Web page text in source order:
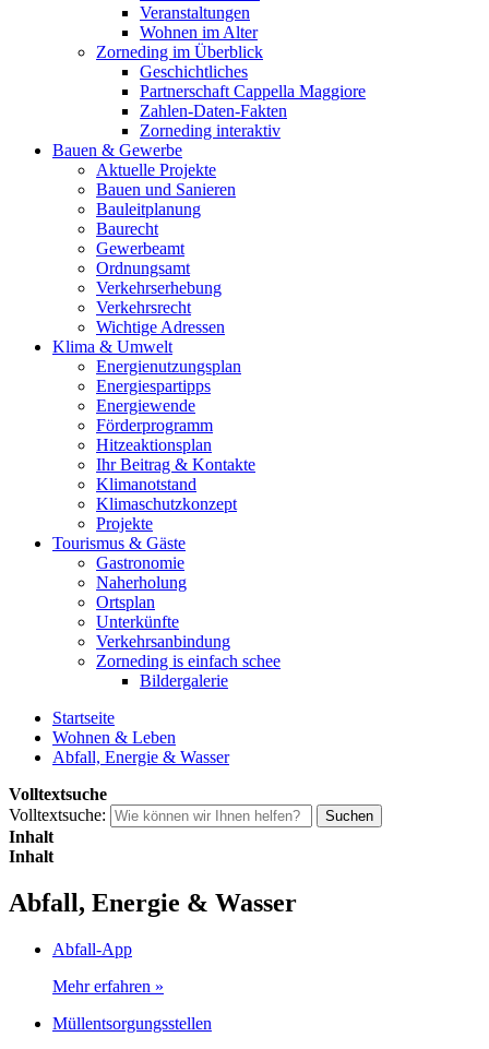
Veranstaltungen
Wohnen im Alter
Zorneding im Überblick
Geschichtliches
Partnerschaft Cappella Maggiore
Zahlen-Daten-Fakten
Zorneding interaktiv
Bauen & Gewerbe
Aktuelle Projekte
Bauen und Sanieren
Bauleitplanung
Baurecht
Gewerbeamt
Ordnungsamt
Verkehrserhebung
Verkehrsrecht
Wichtige Adressen
Klima & Umwelt
Energienutzungsplan
Energiespartipps
Energiewende
Förderprogramm
Hitzeaktionsplan
Ihr Beitrag & Kontakte
Klimanotstand
Klimaschutzkonzept
Projekte
Tourismus & Gäste
Gastronomie
Naherholung
Ortsplan
Unterkünfte
Verkehrsanbindung
Zorneding is einfach schee
Bildergalerie
Startseite
Wohnen & Leben
Abfall, Energie & Wasser
Volltextsuche
Volltextsuche:
Suchen
Inhalt
Inhalt
Abfall, Energie & Wasser
Abfall-App
Mehr erfahren »
Müllentsorgungsstellen